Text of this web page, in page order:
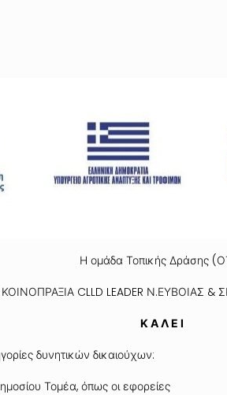
Η ομάδα Τοπικής Δράσης
ΚΟΙΝΟΠΡΑΞΙΑ CLLD LEADER Ν.ΕΥΒΟΙΑΣ
Κ Α Λ Ε Ι
δυνητικών δικαιούχων:
Τομέα, όπως οι εφορείες